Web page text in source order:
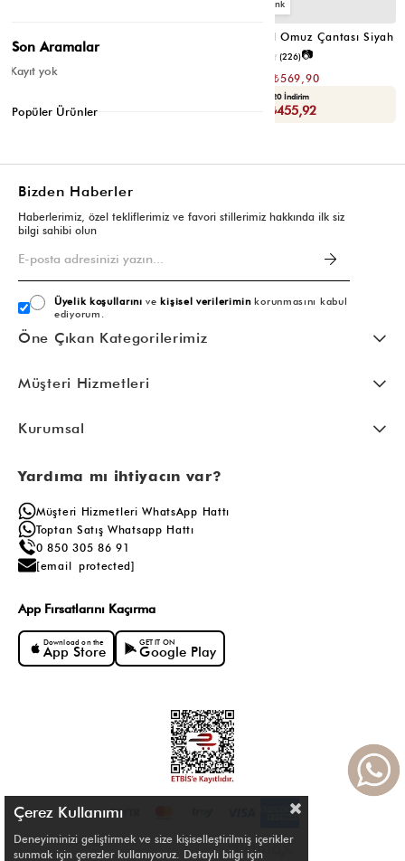
₺1.139,80
Sepette : ₺398,93
Valerie Oval Omuz Çantası Siyah
(226)📷
₺569,90
Yaza Özel Ek %20 İndirim
Sepette : ₺455,92
Bizden Haberler
Haberlerimiz, özel tekliflerimiz ve favori stillerimiz hakkında ilk siz
bilgi sahibi olun
Üyelik koşullarını vekişisel verileriminkorunmasını kabul
ediyorum.
Öne Çıkan Kategorilerimiz
Müşteri Hizmetleri
Kurumsal
Yardıma mı ihtiyacın var?
Müşteri Hizmetleri WhatsApp Hattı
Toptan Satış Whatsapp Hattı
0 850 305 86 91
[email protected]
App Fırsatlarını Kaçırma
Download on the
App Store
GET IT ON
Google Play
Çerez Kullanımı
Deneyiminizi geliştirmek ve size kişiselleştirilmiş içerikler
sunmak için çerezler kullanıyoruz. Detaylı bilgi için
Son Aramalar
Kayıt yok
Popüler Ürünler